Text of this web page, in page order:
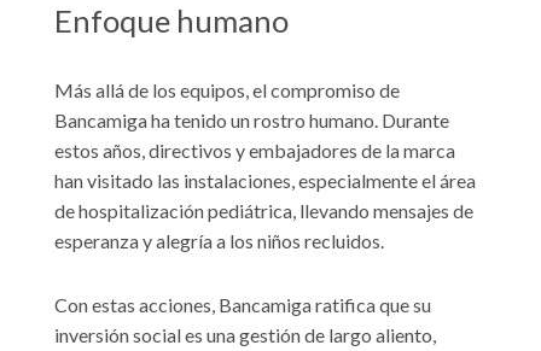
Enfoque humano
Más allá de los equipos, el compromiso de
Bancamiga ha tenido un rostro humano. Durante
estos años, directivos y embajadores de la marca
han visitado las instalaciones, especialmente el área
de hospitalización pediátrica, llevando mensajes de
esperanza y alegría a los niños recluidos.
Con estas acciones, Bancamiga ratifica que su
inversión social es una gestión de largo aliento,